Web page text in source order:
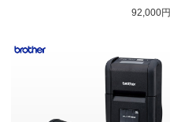
92,000円